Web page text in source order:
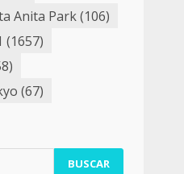
Anita Park(106)
(1657)
(67)